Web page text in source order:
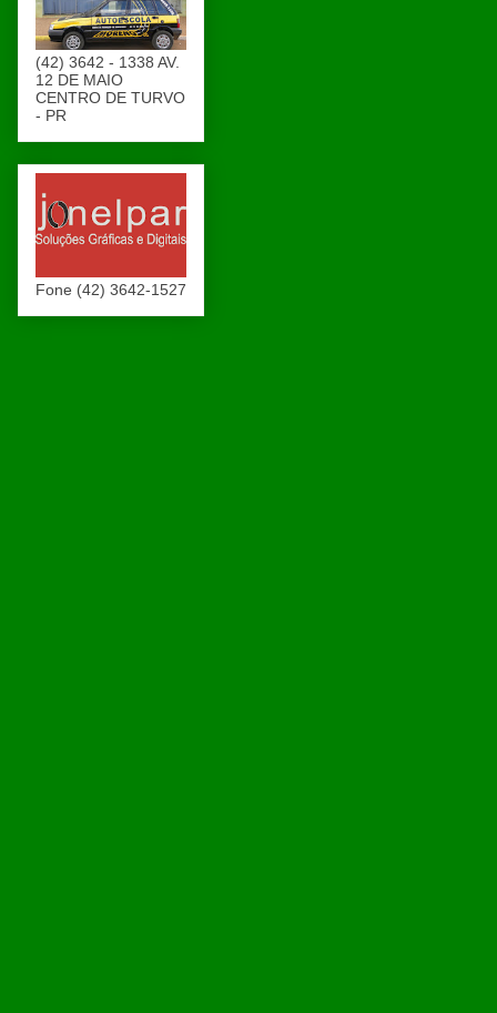
(42) 3642 - 1338 AV.
12 DE MAIO
CENTRO DE TURVO
- PR
Fone (42) 3642-1527